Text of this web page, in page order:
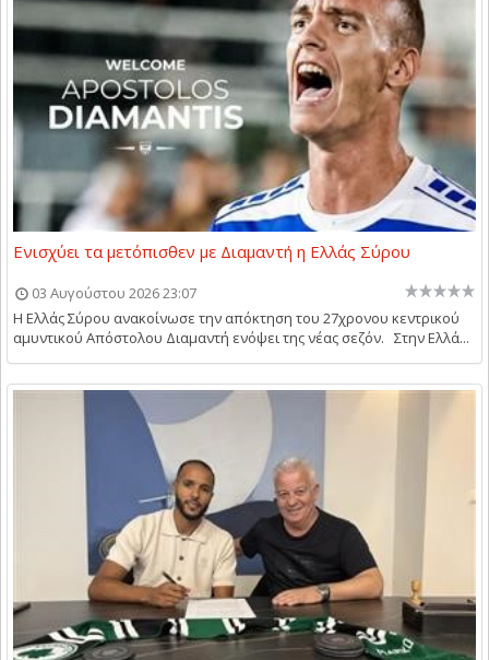
Ενισχύει τα μετόπισθεν με Διαμαντή η Ελλάς Σύρου
03 Αυγούστου 2026 23:07
Η Ελλάς Σύρου ανακοίνωσε την απόκτηση του 27χρονου κεντρικού
αμυντικού Απόστολου Διαμαντή ενόψει της νέας σεζόν. Στην Ελλά...